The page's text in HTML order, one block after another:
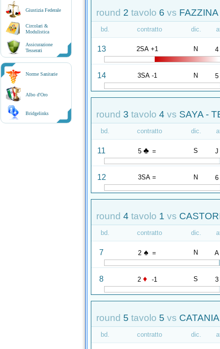
Giustizia Federale
Circolari &
Modulistica
Assicurazione
Tesserati
Norme Sanitarie
Albo d'Oro
Bridgelinks
round 2 tavolo 6 vs
bd. contratto dic.
13 2SA +1 N 4
14 3SA -1 N 5
round 3 tavolo 4 vs SAYA -
bd. contratto dic.
11 5 ♣ = S J
12 3SA = N 6
round 4 tavolo 1 vs
bd. contratto dic.
7 2 ♠ = N A
8 2 ♦ -1 S 3
round 5 tavolo 5 vs
bd. contratto dic.